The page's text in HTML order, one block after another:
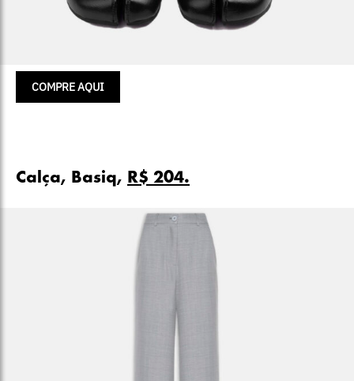
COMPRE AQUI
Calça, Basiq, R$ 204.